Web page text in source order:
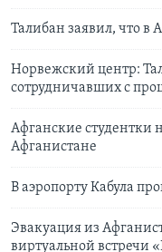
Талибан заявил, что в
Норвежский центр:
сотрудничавших с
Афганские студентки
Афганистане
В аэропорту Кабула
Эвакуация из
виртуальной встречи